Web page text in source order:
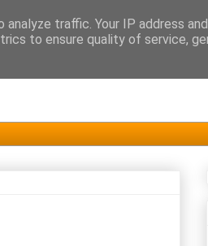
traffic. Your IP address
to ensure quality of service,